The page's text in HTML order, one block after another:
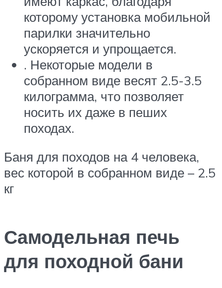
которому установка мобильной
парилки значительно
ускоряется и упрощается.
. Некоторые модели в
собранном виде весят 2.5-3.5
килограмма, что позволяет
носить их даже в пеших
походах.
Баня для походов на 4 человека,
вес которой в собранном виде – 2.5
кг
Самодельная печь
для походной бани